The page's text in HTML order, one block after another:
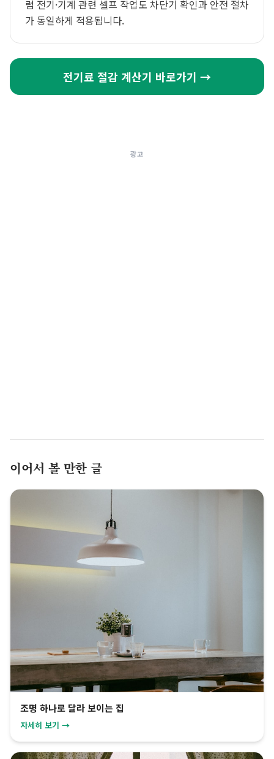
럼 전기·기계 관련 셀프 작업도 차단기 확인과 안전 절차
가 동일하게 적용됩니다.
전기료 절감 계산기 바로가기 →
광고
이어서 볼 만한 글
조명 하나로 달라 보이는 집
자세히 보기 →